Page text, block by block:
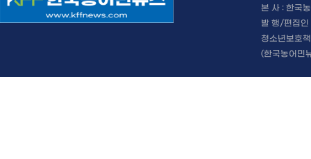
본 사 : 한국
발 행/편집인
청소년보호
(한국농어민